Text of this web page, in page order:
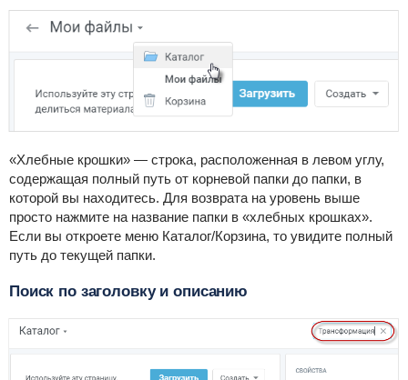
«Хлебные крошки» — строка, расположенная в левом углу,
содержащая полный путь от корневой папки до папки, в
которой вы находитесь. Для возврата на уровень выше
просто нажмите на название папки в «хлебных крошках».
Если вы откроете меню Каталог/Корзина, то увидите полный
путь до текущей папки.
Поиск по заголовку и описанию